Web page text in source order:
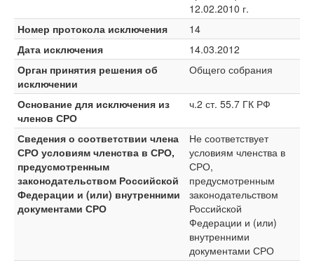
12.02.2010 г.
Номер протокола исключения
14
Дата исключения
14.03.2012
Орган принятия решения об
исключении
Общего собрания
Основание для исключения из
членов СРО
ч.2 ст. 55.7 ГК РФ
Сведения о соответствии члена
СРО условиям членства в СРО,
предусмотренным
законодательством Российской
Федерации и (или) внутренними
документами СРО
Не соответствует
условиям членства в
СРО,
предусмотренным
законодательством
Российской
Федерации и (или)
внутренними
документами СРО